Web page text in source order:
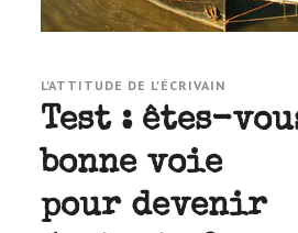
L'ATTITUDE DE L'ÉCRIVAIN
Test : êtes-
bonne voie
pour devenir